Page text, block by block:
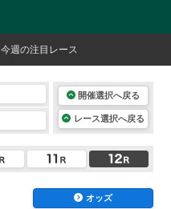
今週の注目レース
開催選択へ戻る
レース選択へ戻る
オッズ